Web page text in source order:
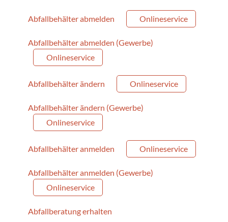
Abfallbehälter abmelden Onlineservice
Abfallbehälter abmelden (Gewerbe)
Onlineservice
Abfallbehälter ändern Onlineservice
Abfallbehälter ändern (Gewerbe)
Onlineservice
Abfallbehälter anmelden Onlineservice
Abfallbehälter anmelden (Gewerbe)
Onlineservice
Abfallberatung erhalten